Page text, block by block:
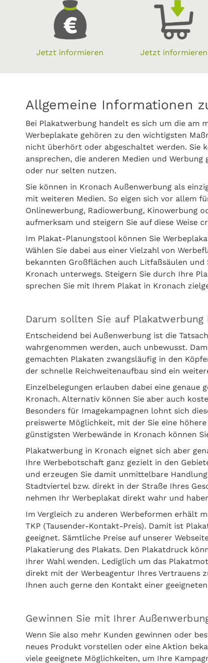
Jetzt informieren Jetzt informieren
Allgemeine Informationen
Bei Plakatwerbung handelt es sich um die am
Werbeplakate gehören zu den wichtigsten
nicht überhört oder abgeschaltet werden. Sie
ansprechen, die anderen Medien und
oder nur selten nutzen.
Sie können in Kronach Außenwerbung als
mit weiteren Medien. So eigen sich vor allem
Onlinewerbung, Radiowerbung, Kinowerbung
aufmerksam und steigern Sie auf diese Weise
Im Plakat-Planungstool können Sie
Wählen Sie dabei aus einer Vielzahl von
bekannten Großflächen auch Litfaßsäulen
Kronach unterwegs. Steigern Sie durch Ihre
sprechen Sie mit Ihrem Plakat in Kronach
Darum sollten Sie auf Plakatwerbung
Entscheidend bei Außenwerbung ist die
wahrgenommen werden, auch unbewusst.
gemachten Plakaten zwangsläufig in den
der schnelle Reichweitenaufbau sind ein
Einzelbelegungen erlauben dabei eine genaue
Kronach. Alternativ können Sie aber auch
Besonders für Imagekampagnen lohnt sich
preiswerte Möglichkeit, mit der Sie eine
günstigsten Werbewände in Kronach können
Plakatwerbung in Kronach eignet sich aber
Ihre Werbebotschaft ganz gezielt in den
und erzeugen Sie damit unmittelbare
Stadtviertel bzw. direkt in der Straße Ihres
nehmen Ihr Werbeplakat direkt wahr und
Im Vergleich zu anderen Werbeformen erhält
TKP (Tausender-Kontakt-Preis). Damit ist
geeignet. Sämtliche Preise auf unserer
Plakatierung des Plakats. Den Plakatdruck
Ihrer Wahl wenden. Lediglich um das
direkt mit der Werbeagentur Ihres Vertrauens
Ihnen auch gerne den Kontakt einer
Gewinnen Sie mit Ihrer
Wenn Sie also mehr Kunden gewinnen oder
neues Produkt vorstellen oder eine Aktion
viele geeignete Möglichkeiten, um Ihre